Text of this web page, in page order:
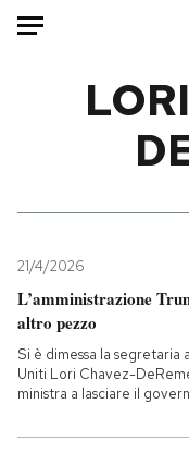
Mondo
Tecnologia
Internet
Cultura
Economia
Sport
21/4/2026
L’amministrazione
altro pezzo
Si è dimessa la
Uniti Lori Chavez-
ministra a lasciare il